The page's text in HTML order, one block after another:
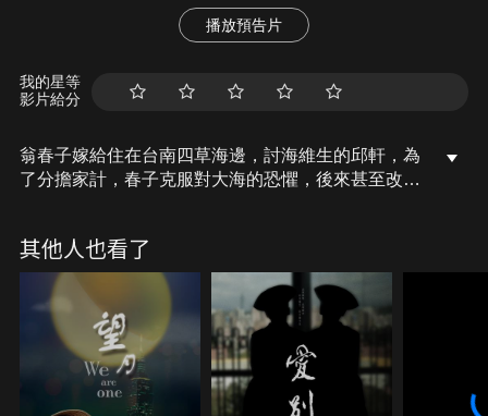
播放預告片
我的星等
影片給分
翁春子嫁給住在台南四草海邊，討海維生的邱軒，為
了分擔家計，春子克服對大海的恐懼，後來甚至改做
拾回收、潔淨海洋、延續物命的志業。對春子來說，
大海養活了一家人，她所做的只是一點小小的報恩，
希望海洋環境變好，未來才有希望！
其他人也看了